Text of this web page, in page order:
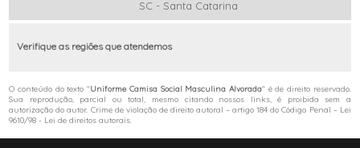
SC - Santa Catarina
Verifique as regiões que atendemos
O conteúdo do texto "Uniforme Camisa Social Masculina Alvorada" é de direito reservado.
Sua reprodução, parcial ou total, mesmo citando nossos links, é proibida sem a
autorização do autor. Crime de violação de direito autoral – artigo 184 do Código Penal – Lei
9610/98 - Lei de direitos autorais.